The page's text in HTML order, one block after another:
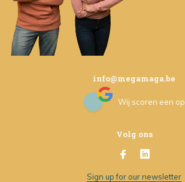
info@megamaga.be
Wij scoren een op
Volg ons
Sign up for our newsletter